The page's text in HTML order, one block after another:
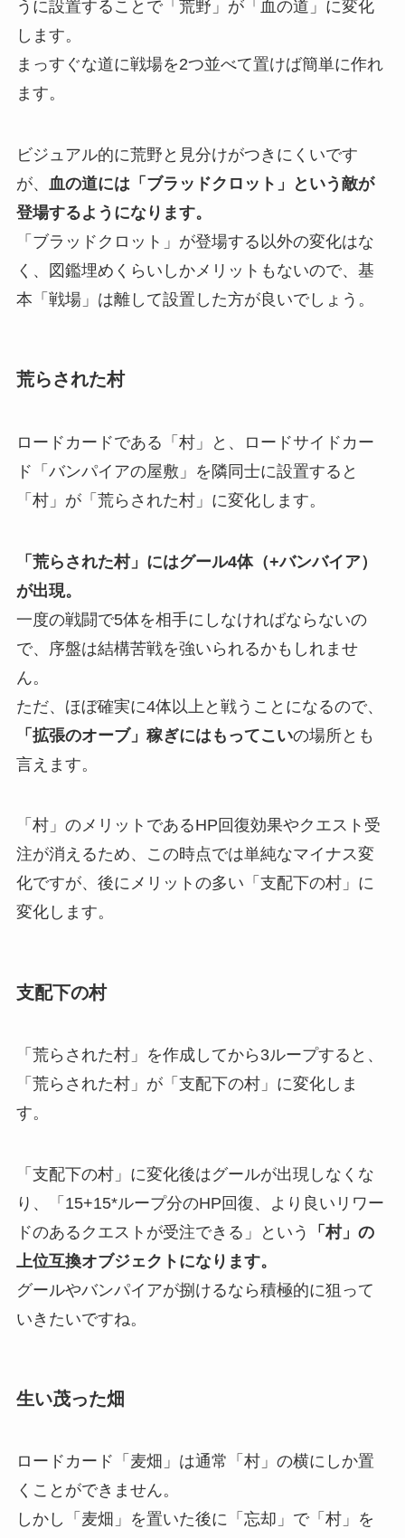
うに設置することで「荒野」が「血の道」に変化
します。
まっすぐな道に戦場を2つ並べて置けば簡単に作れ
ます。
ビジュアル的に荒野と見分けがつきにくいです
が、 血の道には「ブラッドクロット」という敵が
登場するようになります。
「ブラッドクロット」が登場する以外の変化はな
く、図鑑埋めくらいしかメリットもないので、基
本「戦場」は離して設置した方が良いでしょう。
荒らされた村
ロードカードである「村」と、ロードサイドカー
ド「バンパイアの屋敷」を隣同士に設置すると
「村」が「荒らされた村」に変化します。
「荒らされた村」にはグール4体（+バンバイア）
が出現。
一度の戦闘で5体を相手にしなければならないの
で、序盤は結構苦戦を強いられるかもしれませ
ん。
ただ、ほぼ確実に4体以上と戦うことになるので、
「拡張のオーブ」稼ぎにはもってこいの場所とも
言えます。
「村」のメリットであるHP回復効果やクエスト受
注が消えるため、この時点では単純なマイナス変
化ですが、後にメリットの多い「支配下の村」に
変化します。
支配下の村
「荒らされた村」を作成してから3ループすると、
「荒らされた村」が「支配下の村」に変化しま
す。
「支配下の村」に変化後はグールが出現しなくな
り、「15+15*ループ分のHP回復、より良いリワー
ドのあるクエストが受注できる」という
「村」の
上位互換オブジェクトになります。
グールやバンパイアが捌けるなら積極的に狙って
いきたいですね。
生い茂った畑
ロードカード「麦畑」は通常「村」の横にしか置
くことができません。
しかし
「麦畑」を置いた後に「忘却」で「村」を